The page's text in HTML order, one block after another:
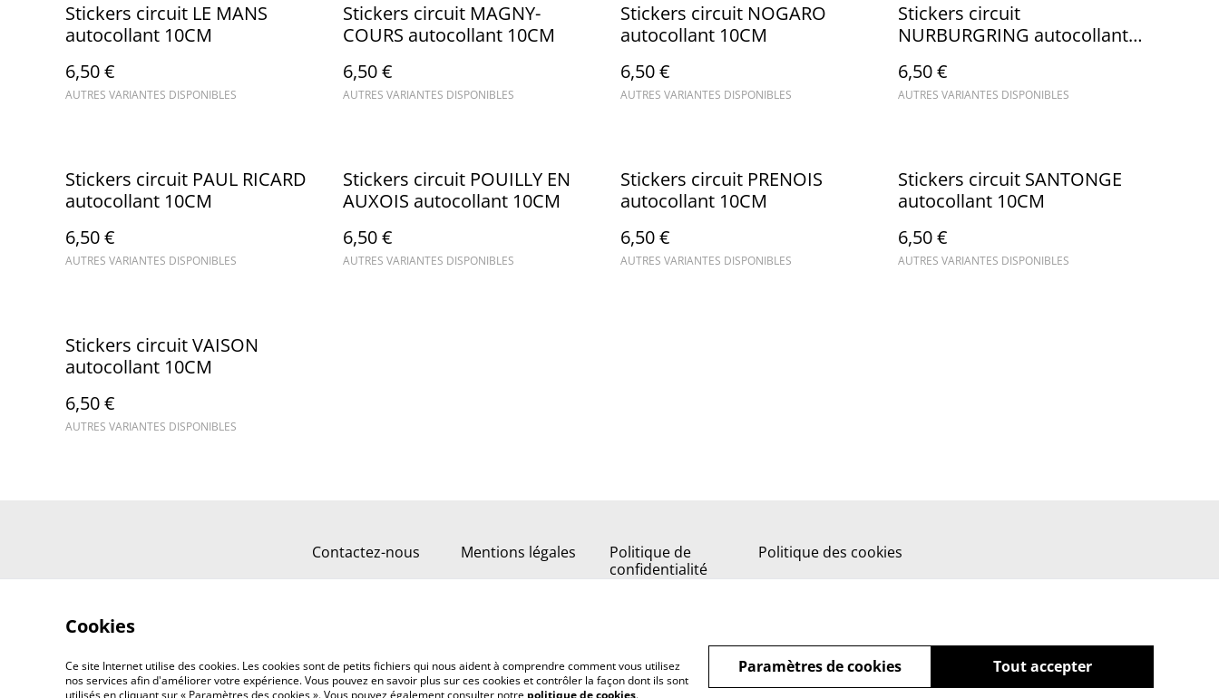
Stickers circuit LE MANS
autocollant 10CM
6,50 €
AUTRES VARIANTES DISPONIBLES
Stickers circuit MAGNY-
COURS autocollant 10CM
6,50 €
AUTRES VARIANTES DISPONIBLES
Stickers circuit NOGARO
autocollant 10CM
6,50 €
AUTRES VARIANTES DISPONIBLES
Stickers circuit
NURBURGRING autocollant
6,50 €
AUTRES VARIANTES DISPONIBLES
Stickers circuit PAUL RICARD
autocollant 10CM
6,50 €
AUTRES VARIANTES DISPONIBLES
Stickers circuit POUILLY EN
AUXOIS autocollant 10CM
6,50 €
AUTRES VARIANTES DISPONIBLES
Stickers circuit PRENOIS
autocollant 10CM
6,50 €
AUTRES VARIANTES DISPONIBLES
Stickers circuit SANTONGE
autocollant 10CM
6,50 €
AUTRES VARIANTES DISPONIBLES
Stickers circuit VAISON
autocollant 10CM
6,50 €
AUTRES VARIANTES DISPONIBLES
Contactez-nous Mentions légales
Politique de
confidentialité
Politique des cookies
Cookies
Ce site Internet utilise des cookies. Les cookies sont de petits fichiers qui nous aident à comprendre comment vous utilisez
nos services afin d'améliorer votre expérience. Vous pouvez en savoir plus sur ces cookies et contrôler la façon dont ils sont
utilisés en cliquant sur « Paramètres des cookies ». Vous pouvez également consulter notre politique de cookies.
Tout accepter
Paramètres de cookies